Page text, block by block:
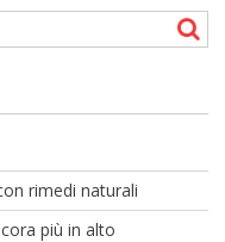
rimedi naturali
più in alto